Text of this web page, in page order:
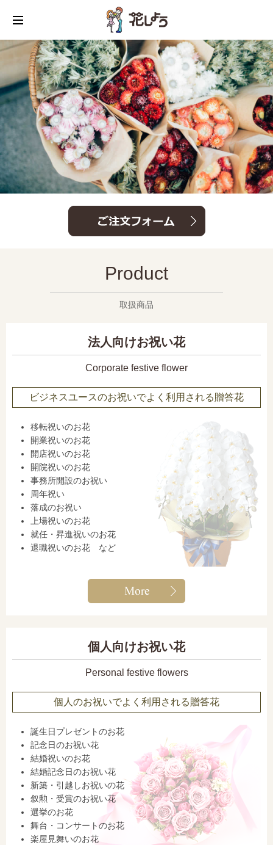
Product
取扱商品
法人向けお祝い花
Corporate festive flower
ビジネスユースのお祝いでよく利用される贈答花
移転祝いのお花
開業祝いのお花
開店祝いのお花
開院祝いのお花
事務所開設のお祝い
周年祝い
落成のお祝い
上場祝いのお花
就任・昇進祝いのお花
退職祝いのお花 など
個人向けお祝い花
Personal festive flowers
個人のお祝いでよく利用される贈答花
誕生日プレゼントのお花
記念日のお祝い花
結婚祝いのお花
結婚記念日のお祝い花
新築・引越しお祝いの花
叙勲・受賞のお祝い花
選挙のお花
舞台・コンサートのお花
楽屋見舞いのお花